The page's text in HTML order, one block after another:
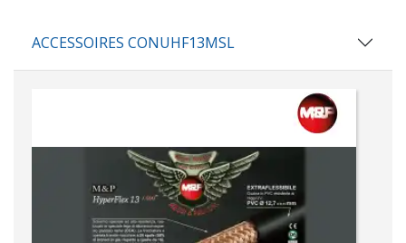
ACCESSOIRES CONUHF13MSL